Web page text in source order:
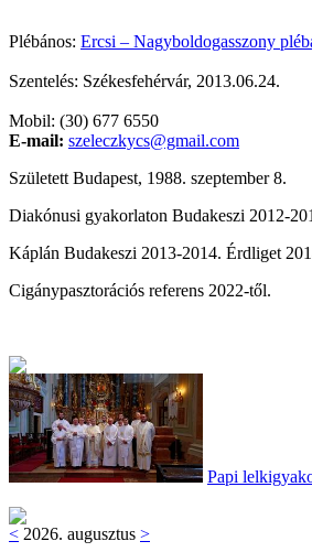
Plébános: Ercsi – Nagyboldogasszony
Szentelés: Székesfehérvár, 2013.06.24.
Mobil: (30) 677 6550
E-mail: szeleczkycs@gmail.com
Született Budapest, 1988. szeptember 8.
Diakónusi gyakorlaton Budakeszi 2012-
Káplán Budakeszi 2013-2014. Érdliget
Cigánypasztorációs referens 2022-től.
Papi
< 2026. augusztus >